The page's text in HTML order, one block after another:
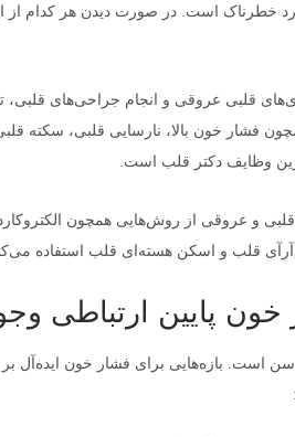
خطرناک است. در صورت دیدن هر کدام از
قلبی عروقی و انجام جراحی‌های
فشار خون بالا، نارسایی قلبی، سکته
وظایف دکتر قلب است.
و عروقی از روش‌هایی همچون
قلب و اسکن هسته‌ای قلب استفاده
پایین ارتباطی
سن است. بازه‌هایی برای فشار خون